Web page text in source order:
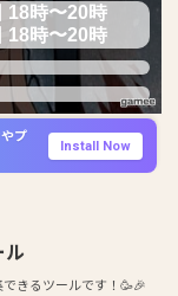
18時〜20時
18時〜20時
プ
Install Now
ル
きるツールです！🥳🎉